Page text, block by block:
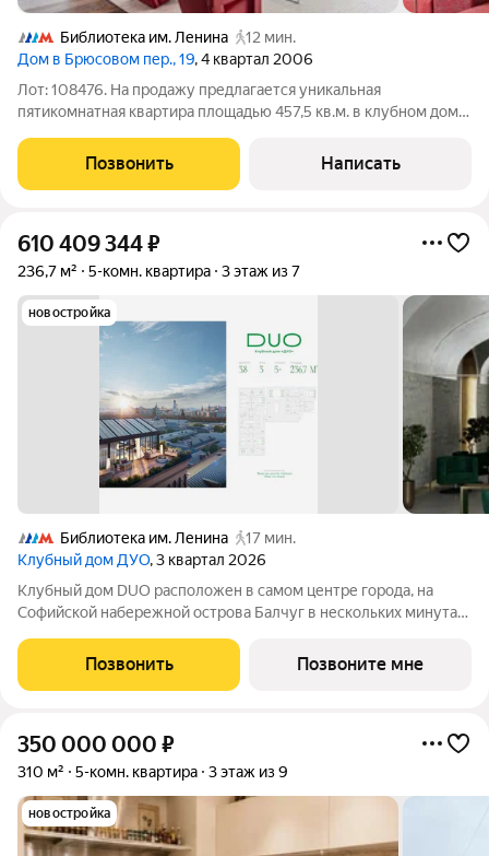
Библиотека им. Ленина
12 мин.
Дом в Брюсовом пер., 19, 4 квартал 2006
Лот: 108476. На продажу предлагается уникальная
пятикомнатная квартира площадью 457,5 кв.м. в клубном доме
Функциональная планировка: гостиная-столовая, кухня,
спальня с гардеробной и санузлом, три
Позвонить Написать
610 409 344₽
236,7 м² 5-комн. квартира 3 этаж из 7
новостройка
Библиотека им. Ленина
17 мин.
Клубный дом ДУО, 3 квартал 2026
Клубный дом DUO расположен в самом центре города, на
Софийской набережной острова Балчуг в нескольких минутах
прошлого и архитектуры будущего. Историческое наследие
дополняется современными
Позвонить Позвоните мне
350 000 000 ₽
310 м² 5-комн. квартира 3 этаж из 9
новостройка